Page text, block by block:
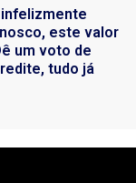
este valor
um voto de
tudo já